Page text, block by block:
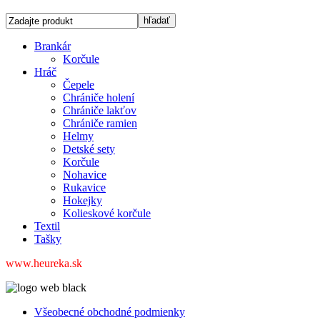
Brankár
Korčule
Hráč
Čepele
Chrániče holení
Chrániče lakťov
Chrániče ramien
Helmy
Detské sety
Korčule
Nohavice
Rukavice
Hokejky
Kolieskové korčule
Textil
Tašky
www.heureka.sk
Všeobecné obchodné podmienky